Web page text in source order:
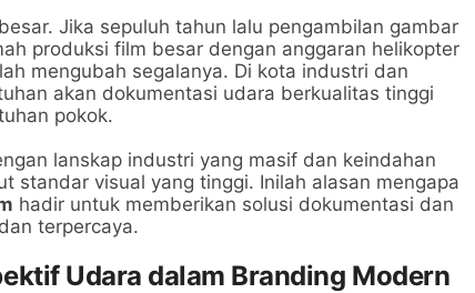
Jika sepuluh tahun lalu pengambilan gambar
produksi film besar dengan anggaran helikopter
mengubah segalanya. Di kota industri dan
akan dokumentasi udara berkualitas tinggi
pokok.
lanskap industri yang masif dan keindahan
standar visual yang tinggi. Inilah alasan mengapa
hadir untuk memberikan solusi dokumentasi dan
terpercaya.
Udara dalam Branding Modern